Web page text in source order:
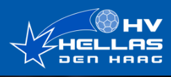
inhoud